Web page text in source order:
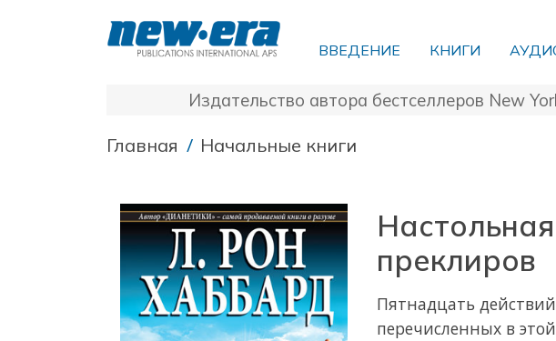
ВВЕДЕНИЕ КНИГИ
Издательство автора бестселлеров New
Главная / Начальные книги
преклиров
Пятнадцать
перечисленных в